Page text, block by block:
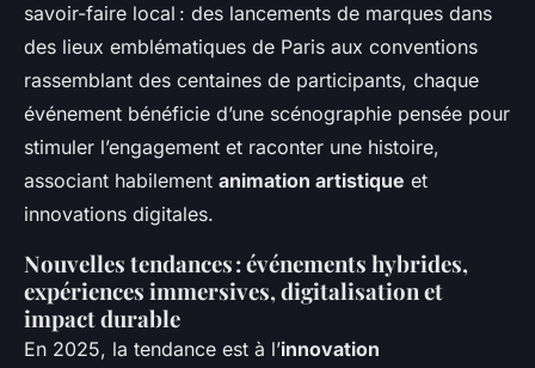
savoir-faire local : des lancements de marques dans
des lieux emblématiques de Paris aux conventions
rassemblant des centaines de participants, chaque
événement bénéficie d’une scénographie pensée pour
stimuler l’engagement et raconter une histoire,
associant habilement animation artistique et
innovations digitales.
Nouvelles tendances : événements hybrides,
expériences immersives, digitalisation et
impact durable
En 2025, la tendance est à l’innovation